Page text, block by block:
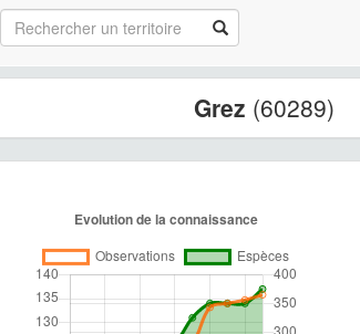
Grez (60289)